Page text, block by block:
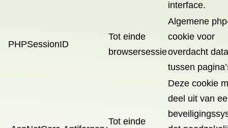
interface.
PHPSessionID
Tot einde
browsersessie
Algemene php
cookie voor
overdacht data
tussen
Tot einde
Deze cookie
deel uit van